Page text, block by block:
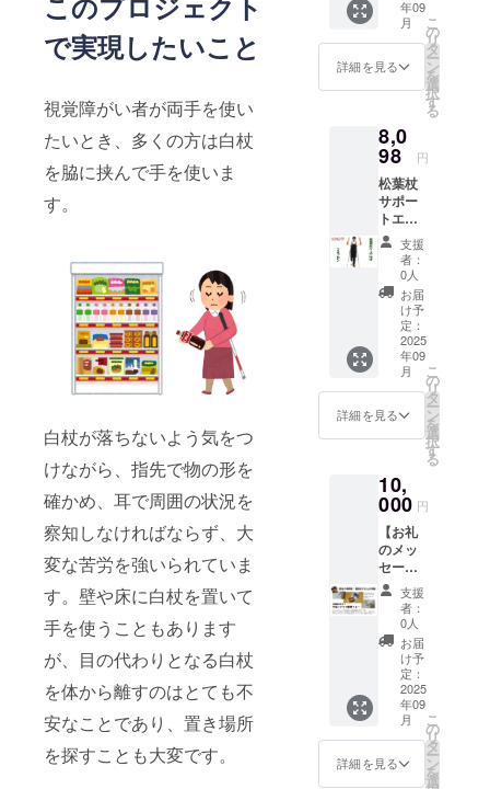
で実現したいこと
視覚障がい者が両手を使い
たいとき、多くの方は白杖
を脇に挟んで手を使いま
す。
白杖が落ちないよう気をつ
けながら、指先で物の形を
確かめ、耳で周囲の状況を
察知しなければならず、大
変な苦労を強いられていま
す。壁や床に白杖を置いて
手を使うこともあります
が、目の代わりとなる白杖
を体から離すのはとても不
安なことであり、置き場所
を探すことも大変です。
10,000
円のリ
ターン
と同じ
ルでお
送り致
しま
す。 組
を、秋
篠宮佳
子様が
お持ち
帰りに
なった
ことも
ありま
す。 こ
のリ
ターン
は3,000
円・
10,000
円のリ
ターン
と同じ
価格
8,000
円」-
「割引
価格800
円
(10%)」
=「リ
ターン
価格
7,200
円」
（税
抜） 商
品サイ
ズ 横
70㎝×全
長77㎝
320g ・
このリ
ターン
金額に
は送料
が含ま
クリッ
プポス
トを利
用する
予定で
す。住
所ラベ
ルはき
れいに
剥がせ
る仕様
なの
で、剥
がした
あとは
そのま
ま贈り
年09
月
詳細を見る
こ
の
リ
タ
ー
ン
を
選
択
す
る
8,0
98 円
松葉杖
サポー
トエプ
ロン
ツエプ
ロン L
サイズ
10％割
引 「本
体価格
8,998
円」-
「割引
価格900
円
(10%)」
ターン
価格
7,920
円」
（税
込） 商
品サイ
ズ 横
72㎝×全
長82㎝
330g ・
このリ
ターン
金額に
は送料
が含ま
れてい
支援
者：
0人
お届
け予
定：
2025
年09
月
詳細を見る
こ
の
リ
タ
ー
ン
を
選
択
す
る
10,
000 円
【お礼
のメッ
セー
ジ】 感
謝の気
持ちを
込め
て、お
礼の
メッ
セージ
をお送
りしま
す。
【お礼
支援
者：
0人
お届
け予
定：
2025
年09
月
詳細を見る
こ
の
リ
タ
ー
ン
を
選